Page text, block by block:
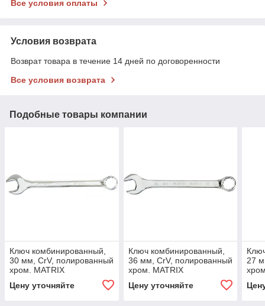
Все условия оплаты
Условия возврата
Возврат товара в течение 14 дней по договоренности
Все условия возврата
Подобные товары компании
Ключ комбинированный,
30 мм, CrV, полированный
хром. MATRIX
Цену уточняйте
Ключ комбинированный,
36 мм, CrV, полированный
хром. MATRIX
Цену уточняйте
27